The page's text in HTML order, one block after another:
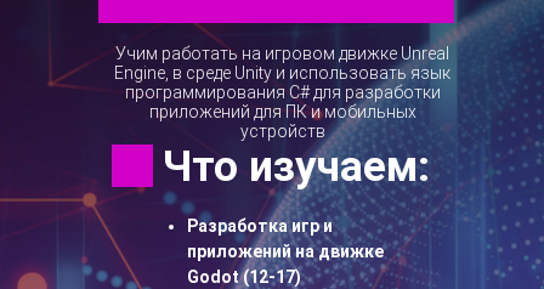
Учим работать на игровом движке Unreal
Engine, в среде Unity и использовать язык
программирования С# для разработки
приложений для ПК и мобильных
устройств
Разработка игр и
приложений на движке
Godot (12-17)
Что изучаем: